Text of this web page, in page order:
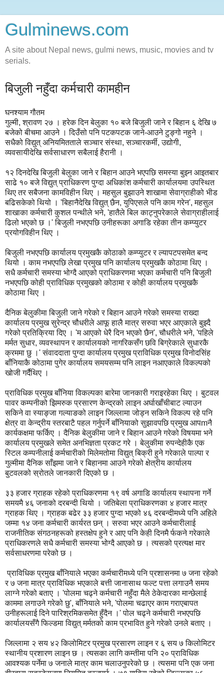
Gulminews.com
A site about Nepal news, gulmi news, music, movies and tv
serials.
बिजुली नहुँदा कर्मचारी कामहीन
घनश्याम गौतम
गुल्मी, श्रावण २७ । हरेक दिन बेलुका १० बजे बिजुली जाने र बिहान ६ देखि ७
बजेको बीचमा आउने । दिउँसो पनि पटकपटक जाने-आउने टुङ्गो नहुने ।
सधैको विद्युत् अनियमितताले सञ्चार संस्था, सञ्चारकर्मी, उद्योगी,
व्यवसायीदेखि सर्वसाधारण सबैलाई हैरानी ।
१२ दिनदेखि बिजुली बेलुका जाने र बिहान आउने भएपछि समस्या बुझ्न आइतबार
साढे १० बजे विद्युत् प्राधिकरण पुग्दा अधिकांश कर्मचारी कार्यालयमा उपस्थित
थिए तर सबैजना कामविहीन थिए । महसुल बुझाउने शाखामा सेवाग्राहीको भीड
बढिसकेको थियो । 'बिहानैदेखि विद्युत् छैन, युपिएसले पनि काम गरेन', महसुल
शाखाका कर्मचारी कुशल पन्थीले भने, 'हातैले बिल काट्नुपरेकाले सेवाग्राहीलाई
ढिलो भएको छ ।' बिजुली नभएपछि उनीहरूका अगाडि रहेका तीन कम्प्युटर
प्रयोगविहीन थिए ।
बिजुली नभएपछि कार्यालय प्रमुखकै कोठाको कम्प्युटर र ल्यापटपसमेत बन्द
थियो । काम नभएपछि लेखा प्रमुख पनि कार्यालय प्रमुखकै कोठामा थिए ।
सधै कर्मचारी समस्या भोग्दै आएको प्राधिकरणमा भएका कर्मचारी पनि बिजुली
नभएपछि कोही प्राविधिक प्रमुखको कोठामा र कोही कार्यालय प्रमुखकै
कोठामा थिए ।
दैनिक बेलुकीमा बिजुली जाने गरेको र बिहान आउने गरेको समस्या राख्दा
कार्यालय प्रमुख सुरेन्द्र चौधरीले आफू हालै मात्र सरुवा भएर आएकाले बुझ्दै
गरेको प्रतिक्रिया दिए । 'म आएको धेरै दिन भएको छैन', चौधरीले भने, 'पहिले
मर्मत सुधार, व्यवस्थापन र कार्यालयको नागरिकसँग छवि बिग्रेकाले सुधारकै
क्रममा छु ।' संवाददाता पुग्दा कार्यालय प्रमुख प्राविधिक प्रमुख विनोदसिंह
बाँनियाकै कोठामा पुगेर कार्यालय समयसम्म पनि लाइन नआएकाले विकल्पको
खोजी गर्दैथिए ।
प्राविधिक प्रमुख बाँनिया विकल्पका बारेमा जानकारी गराइरहेका थिए । बुटवल
पावर कम्पनीको झिमरुक प्रसारण केन्द्रको लाइन अर्घाखाँचीबाट ल्याउन
सकिने वा स्याङ्जा गल्याङको लाइन जिल्लामा जोड्न सकिने विकल्प रहे पनि
क्षेत्र वा केन्द्रीय स्तरबाटै पहल गर्नुपर्ने बाँनियाको सुझावपछि प्रमुख आपmनै
कार्यकक्षमा फर्किए । दैनिक बेलुकीमा जाने र बिहान आउने गरेको विषयमा भने
कार्यालय प्रमुखले समेत अनभिज्ञता प्रकट गरे । बेलुकीमा रुपन्देहीकै एक
स्टिल कम्पनीलाई कर्मचारीको मिलेमतोमा विद्युत् बिक्री हुने गरेकाले पाल्पा र
गुल्मीमा दैनिक साँझमा जाने र बिहानमा आउने गरेको क्षेत्रीय कार्यालय
बुटवलको स्रोतले जानकारी दिएको छ ।
३३ हजार ग्राहक रहेको प्राधिकरणमा १९ वर्ष अगाडि कार्यालय स्थापना गर्ने
समयमै ४६ जनाको दरबन्दी थियो । जतिबेला प्राधिकरणका ४ हजार मात्र
ग्राहक थिए । ग्राहक बढेर ३३ हजार पुग्दा भएको ४६ दरबन्दीमध्ये पनि अहिले
जम्मा १४ जना कर्मचारी कार्यरत छन् । सरुवा भएर आउने कर्मचारीलाई
राजनीतिक संगठनहरूको हस्तक्षेप हुने र आए पनि केही दिनमै र्फकने गरेकाले
प्राधिकरणले सधै कर्मचारी समस्या भोग्दै आएको छ । त्यसको प्रत्यक्ष मार
सर्वसाधरणमा परेको छ ।
प्राविधिक प्रमुख बाँनियाले भएका कर्मचारीमध्ये पनि प्रशासनमा ७ जना रहेको
र ७ जना मात्र प्राविधिक भएकाले बत्ती जानासाथ फल्ट पत्ता लगाउनै समय
लाग्ने गरेको बताए । 'पोलमा चढ्ने कर्मचारी नहुँदा मैले ठेकेदारका मान्छेलाई
काममा लगाउने गरेको छु', बाँनियाले भने, 'पोलमा चढाएर काम गराएबापत
उनीहरूलाई दिने पारिश्रमिकसमेत हुँदैन ।' पोल चढ्ने कर्मचारी नभएपछि
कार्यालयसँगै फिल्डमा विद्युत् मर्मतको काम प्रभावित हुने गरेको उनले बताए ।
जिल्लामा २ सय ४२ किलोमिटर प्रमुख प्रसारण लाइन र ६ सय ७ किलोमिटर
स्थानीय प्रशारण लाइन छ । त्यसका लागि कम्तीमा पनि २० प्राविधिक
आवश्यक पर्नेमा ७ जनाले मात्र काम चलाउनुपरेको छ । त्यसमा पनि एक जना